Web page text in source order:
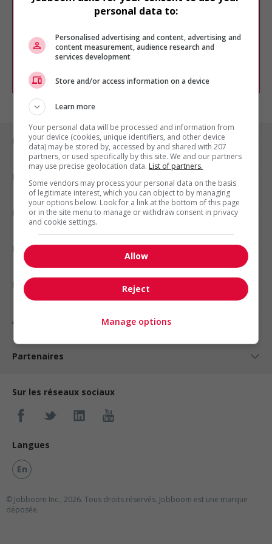
Veuillez faire une nouvelle recherche.
outils pour raffiner votre recherche, ou
chercher un poste selon votre profil
d'intérêt en emploi en vous
Emplois par ville
Emplois par secteur
Emplois par statut
Emplois par type
Nos suggestions
À propos
Partenaires
Sur les réseaux sociaux
Langues
En
© Jobboom Inc., 2026. Tous droits réservés. Jobboom est une marque
déposée.
personal data to:
Personalised advertising and content, advertising and
content measurement, audience research and
services development
Store and/or access information on a device
Learn more
Your personal data will be processed and information from
your device (cookies, unique identifiers, and other device
data) may be stored by, accessed by and shared with 207
partners, or used specifically by this site. We and our partners
may use precise geolocation data. List of partners.
Some vendors may process your personal data on the basis
of legitimate interest, which you can object to by managing
your options below. Look for a link at the bottom of this page
or in the site menu to manage or withdraw consent in privacy
and cookie settings.
Allow
Reject
Manage options